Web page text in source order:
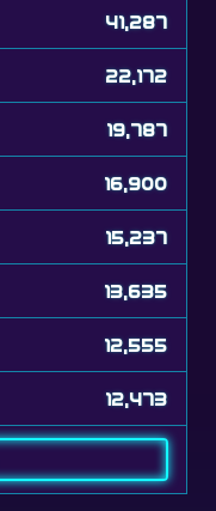
22,172
19,787
16,900
15,237
13,635
12,555
12,473